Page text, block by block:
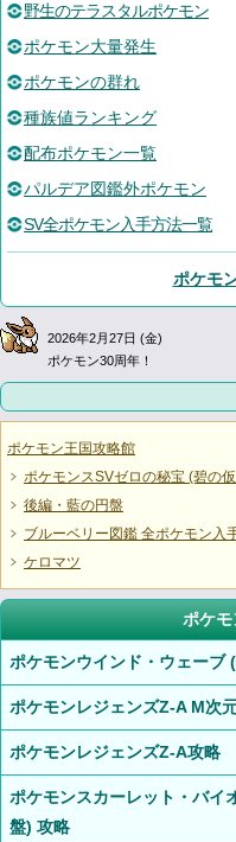
野生のテラスタルポケモン
ポケモン大量発生
ポケモンの群れ
種族値ランキング
配布ポケモン一覧
パルデア図鑑外ポケモン
SV全ポケモン入手方法一覧
ポケモ
2026年2月27日 (金)
ポケモン30周年！
ポケモン王国攻略館
ポケモンスSVゼロの秘宝 (碧の
後編・藍の円盤
ブルーベリー図鑑 全ポケモン入
ケロマツ
ポケ
ポケモンウインド・ウェーブ
ポケモンレジェンズZ-A M次
ポケモンレジェンズZ-A攻略
ポケモンスカーレット・バイ
盤) 攻略